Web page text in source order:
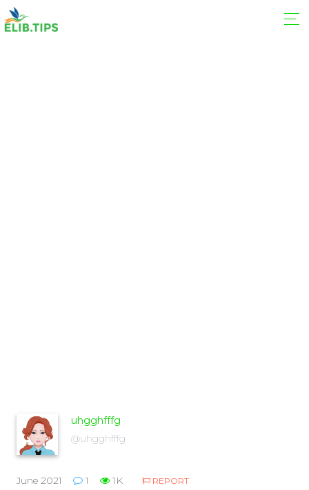
uhgghfffg
@uhgghfffg
June 2021 1 1K REPORT